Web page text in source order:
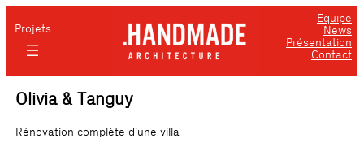
Projets
Equipe
News
Présentation
Contact
Olivia & Tanguy
Rénovation complète d’une villa